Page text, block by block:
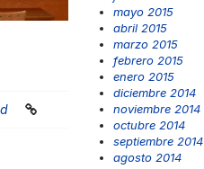
mayo 2015
abril 2015
marzo 2015
febrero 2015
enero 2015
diciembre 2014
noviembre 2014
octubre 2014
septiembre 2014
agosto 2014